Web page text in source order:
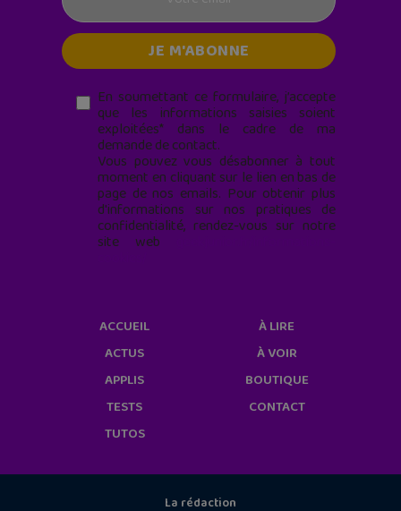
En soumettant ce formulaire, j’accepte
que les informations saisies soient
exploitées* dans le cadre de ma
demande de contact.
Vous pouvez vous désabonner à tout
moment en cliquant sur le lien en bas de
page de nos emails. Pour obtenir plus
d'informations sur nos pratiques de
confidentialité, rendez-vous sur notre
site web
ACCUEIL
ACTUS
APPLIS
TESTS
TUTOS
À LIRE
À VOIR
BOUTIQUE
CONTACT
La rédaction